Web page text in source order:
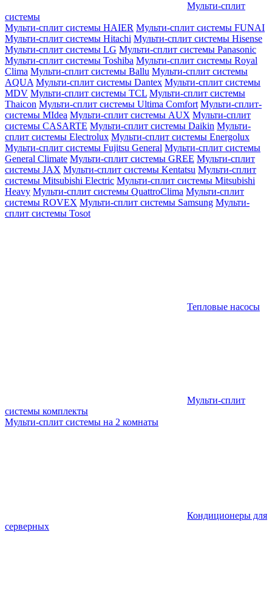
Мульти-сплит
системы
Мульти-сплит системы HAIER Мульти-сплит системы FUNAI
Мульти-сплит системы Hitachi Мульти-сплит системы Hisense
Мульти-сплит системы LG Мульти-сплит системы Panasonic
Мульти-сплит системы Toshiba Мульти-сплит системы Royal
Clima Мульти-сплит системы Ballu Мульти-сплит системы
AQUA Мульти-сплит системы Dantex Мульти-сплит системы
MDV Мульти-сплит системы TCL Мульти-сплит системы
Thaicon Мульти-сплит системы Ultima Comfort Мульти-сплит-
системы MIdea Мульти-сплит системы AUX Мульти-сплит
системы CASARTE Мульти-сплит системы Daikin Мульти-
сплит системы Electrolux Мульти-сплит системы Energolux
Мульти-сплит системы Fujitsu General Мульти-сплит системы
General Climate Мульти-сплит системы GREE Мульти-сплит
системы JAX Мульти-сплит системы Kentatsu Мульти-сплит
системы Mitsubishi Electric Мульти-сплит системы Mitsubishi
Heavy Мульти-сплит системы QuattroClima Мульти-сплит
системы ROVEX Мульти-сплит системы Samsung Мульти-
сплит системы Tosot
Тепловые насосы
Мульти-сплит
системы комплекты
Мульти-сплит системы на 2 комнаты
Кондиционеры для
серверных